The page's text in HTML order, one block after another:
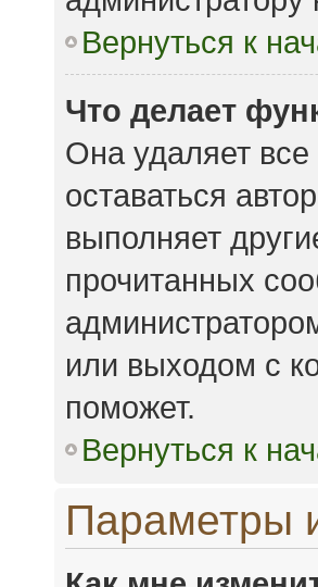
Вернуться к
Что делает
Она удаляет
оставаться
выполняет
прочитанных
или выходом с
поможет.
Вернуться к
Параметры